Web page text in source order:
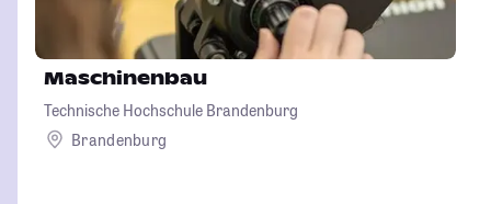
Maschinenbau
Technische Hochschule Brandenburg
Brandenburg